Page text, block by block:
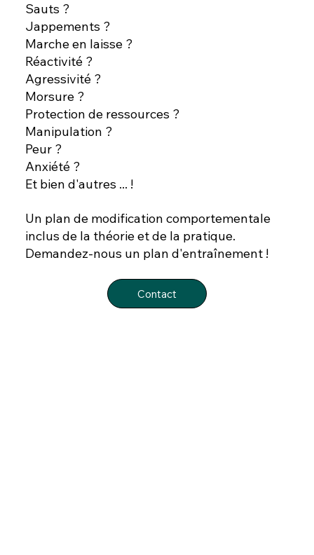
Sauts ?
Jappements ?
Marche en laisse ?
Réactivité ?
Agressivité ?
​Morsure ?
Protection de ressources ?
Manipulation ?
Peur ?
Anxiété ?
Et bien d'autres ... !
Un plan de modification comportementale
inclus de la théorie et de la pratique.
Demandez-nous un plan d'entraînement !
Contact